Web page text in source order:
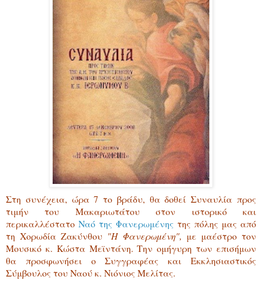
Στη συνέχεια, ώρα 7 το βράδυ, θα δοθεί Συναυλία προς
τιμήν του Μακαριωτάτου στον ιστορικό και
περικαλλέστατο Ναό της Φανερωμένης της πόλης μας από
τη Χορωδία Ζακύνθου "Η Φανερωμένη", με μαέστρο τον
Μουσικό κ. Κώστα Μεϊντάνη. Την ομήγυρη των επισήμων
θα προσφωνήσει ο Συγγραφέας και Εκκλησιαστικός
Σύμβουλος του Ναού κ. Νιόνιος Μελίτας.